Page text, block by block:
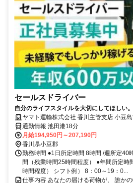
セールスドライバー
自分のライフスタイルを大切にしてほしい
は収入も休日も充実
ヤマト運輸株式会社 香川主管支店 小豆
通勤情報 池田港18分
月給194,950円～207,190円
香川県小豆郡
勤務時間 ●1日所定時間 8時間 /週所定40
間（残業時間25時間程度） ●年間所定時
時間程度） シフト例） 8：00～19：0...
仕事内容 あなたの届ける荷物が、 誰か